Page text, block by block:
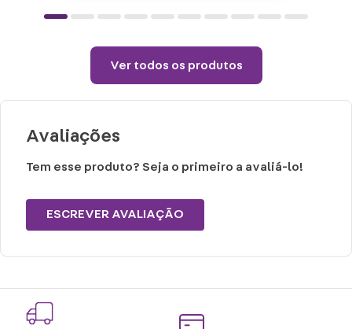
Cuidados e recomendações de uso:
(sem vapor).
Não alvejar.
Permitido uso de centrifuga e máquina
Temperatura máxima de lavagem 40°.
Ver todos os produtos
Avaliações
Tem esse produto? Seja o primeiro a avaliá-lo!
ESCREVER AVALIAÇÃO